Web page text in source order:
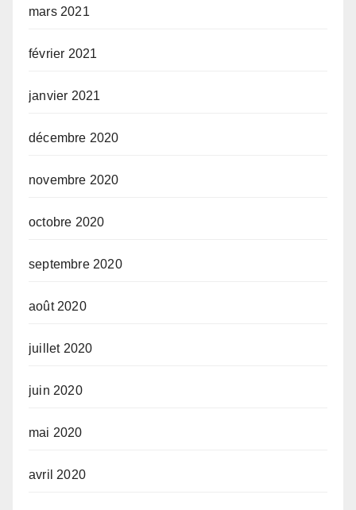
mars 2021
février 2021
janvier 2021
décembre 2020
novembre 2020
octobre 2020
septembre 2020
août 2020
juillet 2020
juin 2020
mai 2020
avril 2020